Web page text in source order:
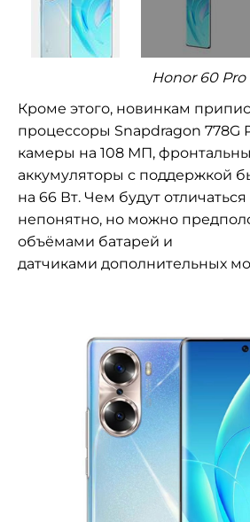
Honor 60 Pro
Кроме этого, новинкам
процессоры Snapdragon 778G
камеры на 108 МП,
аккумуляторы с поддержкой
на 66 Вт. Чем будут
непонятно, но можно
объёмами батарей и
датчиками дополнительных